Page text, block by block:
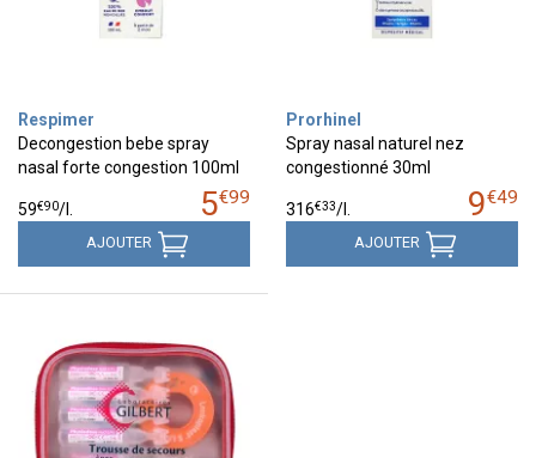
Respimer
Decongestion bebe spray
nasal forte congestion 100ml
5€99
59€90/l.
AJOUTER
Prorhinel
Spray nasal naturel nez
congestionné 30ml
9€49
316€33/l.
AJOUTER